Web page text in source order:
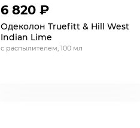
6 820 ₽
Одеколон Truefitt & Hill West
Indian Lime
с распылителем, 100 мл